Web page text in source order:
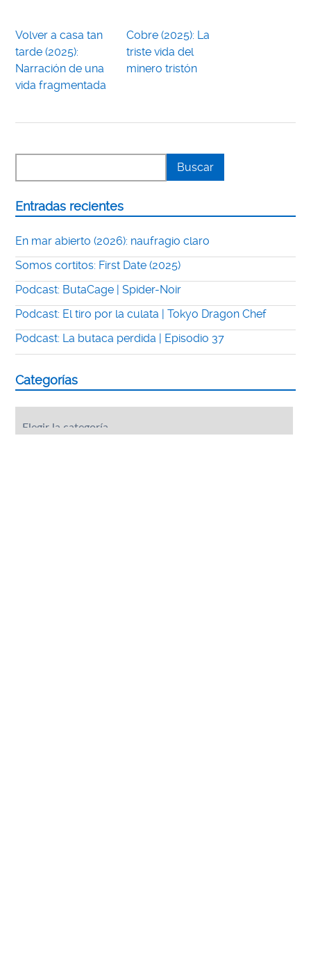
Volver a casa tan
tarde (2025):
Narración de una
vida fragmentada
Cobre (2025): La
triste vida del
minero tristón
Entradas recientes
En mar abierto (2026): naufragio claro
Somos cortitos: First Date (2025)
Podcast: ButaCage | Spider-Noir
Podcast: El tiro por la culata | Tokyo Dragon Chef
Podcast: La butaca perdida | Episodio 37
Categorías